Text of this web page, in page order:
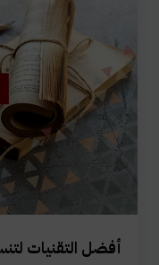
أفضل التقنيات